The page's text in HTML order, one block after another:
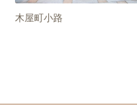
木屋町小路